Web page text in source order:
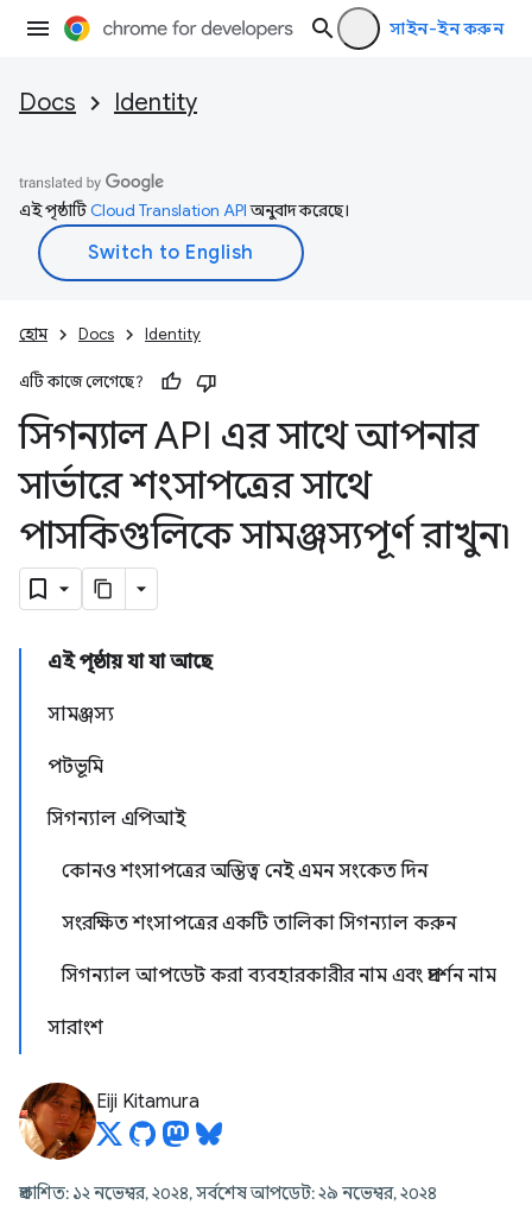
সাইন-ইন করুন
Docs Identity
এই পৃষ্ঠাটিCloud Translation APIঅনুবাদ করেছে।
হোম Docs Identity
এটি কাজে লেগেছে?
সিগন্যাল API এর সাথে আপনার
সার্ভারে শংসাপত্রের সাথে
পাসকিগুলিকে সামঞ্জস্যপূর্ণ রাখুন৷
এই পৃষ্ঠায় যা যা আছে
সামঞ্জস্য
পটভূমি
সিগন্যাল এপিআই
কোনও শংসাপত্রের অস্তিত্ব নেই এমন সংকেত দিন
সংরক্ষিত শংসাপত্রের একটি তালিকা সিগন্যাল করুন
সিগন্যাল আপডেট করা ব্যবহারকারীর নাম এবং প্রদর্শন নাম
সারাংশ
Eiji Kitamura
প্রকাশিত: ১২ নভেম্বর, ২০২৪, সর্বশেষ আপডেট: ২৯ নভেম্বর, ২০২৪